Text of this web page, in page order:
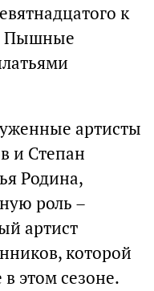
к
Пышные
артисты
и Степан
Родина,
роль –
артист
которой
этом сезоне.